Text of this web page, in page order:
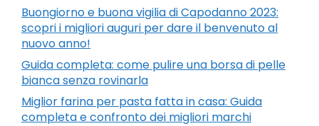
Buongiorno e buona vigilia di Capodanno 2023:
scopri i migliori auguri per dare il benvenuto al
nuovo anno!
Guida completa: come pulire una borsa di pelle
bianca senza rovinarla
Miglior farina per pasta fatta in casa: Guida
completa e confronto dei migliori marchi